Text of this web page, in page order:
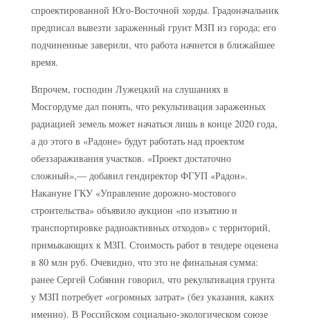
спроектированной Юго-Восточной хорды. Градоначальник
предписал вывезти зараженный грунт МЗП из города; его
подчиненные заверили, что работа начнется в ближайшее
время.
Впрочем, господин Лужецкий на слушаниях в
Мосгордуме дал понять, что рекультивация зараженных
радиацией земель может начаться лишь в конце 2020 года,
а до этого в «Радоне» будут работать над проектом
обеззараживания участков. «Проект достаточно
сложный»,— добавил гендиректор ФГУП «Радон».
Накануне ГКУ «Управление дорожно-мостового
строительства» объявило аукцион «по изъятию и
транспортировке радиоактивных отходов» с территорий,
примыкающих к МЗП. Стоимость работ в тендере оценена
в 80 млн руб. Очевидно, что это не финальная сумма:
ранее Сергей Собянин говорил, что рекультивация грунта
у МЗП потребует «огромных затрат» (без указания, каких
именно). В Российском социально-экологическом союзе